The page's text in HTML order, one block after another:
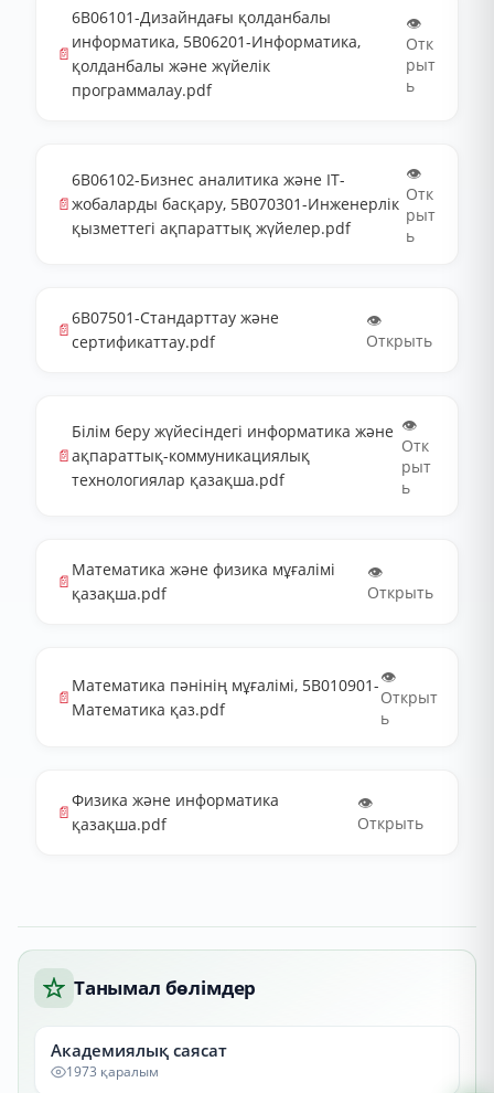
📄
6В06101-Дизайндағы қолданбалы
информатика, 5В06201-Информатика,
қолданбалы және жүйелік
программалау.pdf
👁️
Отк
рыт
ь
📄
6В06102-Бизнес аналитика және IT-
жобаларды басқару, 5В070301-Инженерлік
қызметтегі ақпараттық жүйелер.pdf
👁️
Отк
рыт
ь
📄
6В07501-Стандарттау және
сертификаттау.pdf
👁️
Открыть
📄
Білім беру жүйесіндегі информатика және
ақпараттық-коммуникациялық
технологиялар қазақша.pdf
👁️
Отк
рыт
ь
📄
Математика және физика мұғалімі
қазақша.pdf
👁️
Открыть
📄
Математика пәнінің мұғалімі, 5В010901-
Математика қаз.pdf
👁️
Открыт
ь
📄
Физика және информатика
қазақша.pdf
👁️
Открыть
Танымал бөлімдер
Академиялық саясат
1973 қаралым